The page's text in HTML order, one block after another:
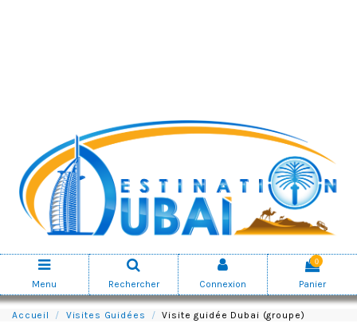
Menu Rechercher Connexion
0
Panier
Accueil Visites Guidées Visite guidée Dubai (groupe)